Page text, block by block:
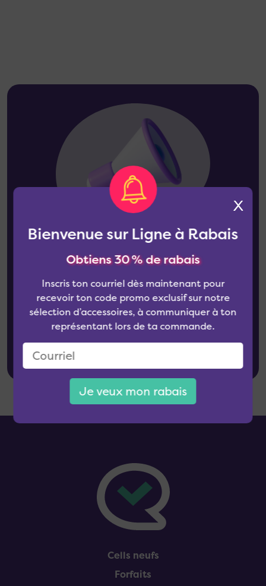
Bienvenue sur Ligne à Rabais
Obtiens 30 % de rabais
Inscris ton courriel dès maintenant pour
recevoir ton code promo exclusif sur notre
sélection d’accessoires, à communiquer à ton
représentant lors de ta commande.
Je veux mon rabais
X
Questions ou
commentaires ?
Contacte-nous
Cells neufs
Forfaits